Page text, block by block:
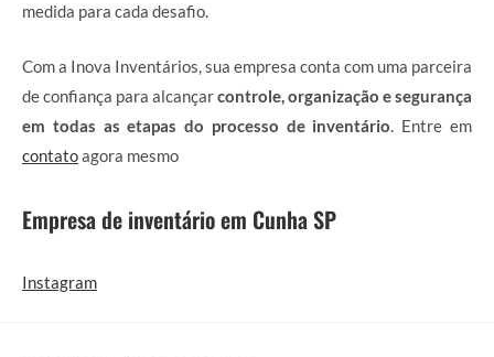
medida para cada desafio.
Com a Inova Inventários, sua empresa conta com uma parceira
de confiança para alcançarcontrole, organização e segurança
em todas as etapas do processo de inventário . Entre em
contatoagora mesmo
Empresa de inventário em Cunha SP
Instagram